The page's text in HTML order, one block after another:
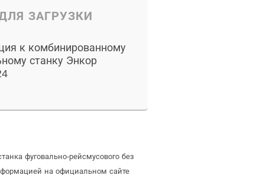
ЗАГРУЗКИ
к комбинированному
станку Энкор
фуговально-рейсмусового без
на официальном сайте